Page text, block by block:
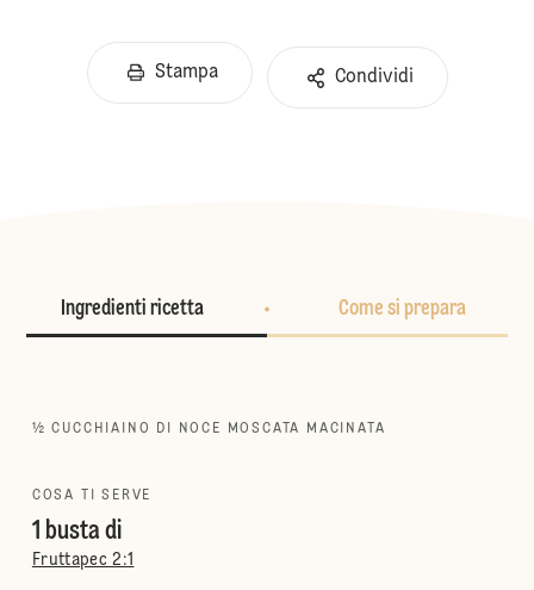
Stampa Condividi
Ingredienti ricetta Come si prepara
½ CUCCHIAINO DI NOCE MOSCATA MACINATA
COSA TI SERVE
1 busta di
Fruttapec 2:1